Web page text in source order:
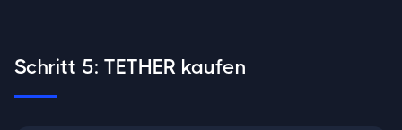
Schritt 5: TETHER kaufen